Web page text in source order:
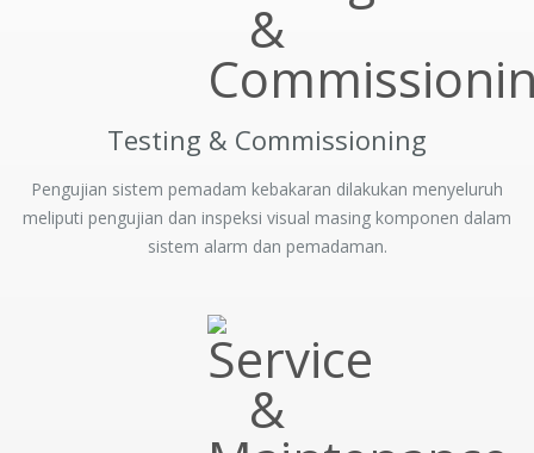
Testing & Commissioning
Pengujian sistem pemadam kebakaran dilakukan menyeluruh
meliputi pengujian dan inspeksi visual masing komponen dalam
sistem alarm dan pemadaman.